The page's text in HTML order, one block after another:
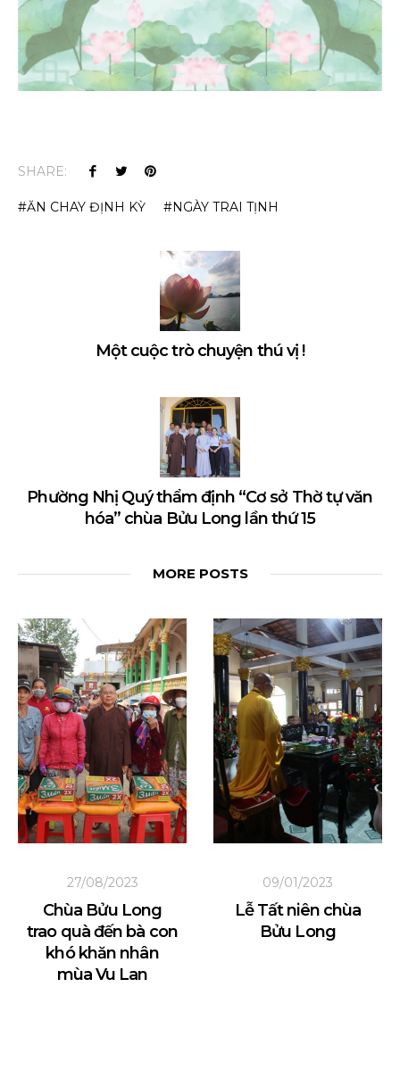
SHARE:
ĂN CHAY ĐỊNH KỲ NGÀY TRAI TỊNH
Một cuộc trò chuyện thú vị !
Phường Nhị Quý thẩm định “Cơ sở Thờ tự văn
hóa” chùa Bửu Long lần thứ 15
MORE POSTS
27/08/2023
Chùa Bửu Long
trao quà đến bà con
khó khăn nhân
mùa Vu Lan
09/01/2023
Lễ Tất niên chùa
Bửu Long